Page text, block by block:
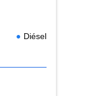
Diésel